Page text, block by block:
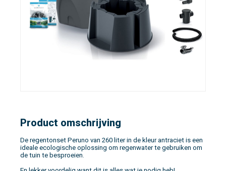
Product omschrijving
De regentonset Peruno van 260 liter in de kleur antraciet is een
ideale ecologische oplossing om regenwater te gebruiken om
de tuin te besproeien.